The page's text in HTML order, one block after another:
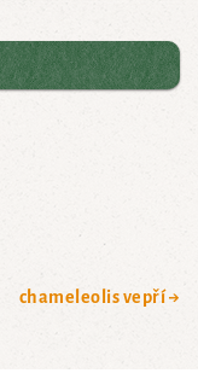
chameleolis vepří →